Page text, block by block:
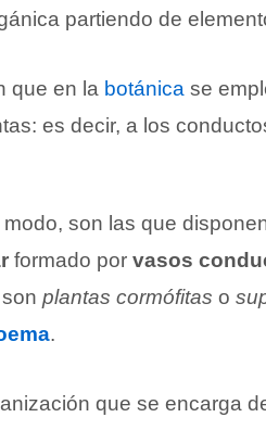
partiendo de
que en la botánica se
es decir, a los
modo, son las que
formado por vasos
plantas cormófitas o
.
que se encarga